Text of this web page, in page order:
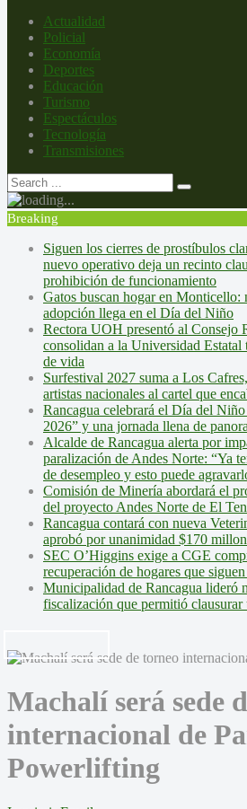
Actualidad
Policial
Economía
Deportes
Educación
Turismo
Espectáculos
Tecnología
Transmisiones
Breaking
Siguen los cierres de prostíbulos
nuevo operativo deja un recinto
prohibición de funcionamiento
Gatos buscan hogar en Monticello:
adopción llega en el Día del Niño
Rectora UOH presentó al Consejo
consolidan a la Universidad Estatal
de vida
Surfestival 2027 suma a Los
artistas nacionales al cartel que
Rancagua celebrará el Día del
2026” y una jornada llena de
Alcalde de Rancagua alerta por
paralización de Andes Norte: “Ya
de desempleo y esto puede
Comisión de Minería abordará el
del proyecto Andes Norte de El
Rancagua contará con nueva
aprobó por unanimidad $170
SEC O’Higgins exige a CGE
recuperación de hogares que
Municipalidad de Rancagua lideró
fiscalización que permitió clausurar
Machalí será sede
internacional de
Powerlifting